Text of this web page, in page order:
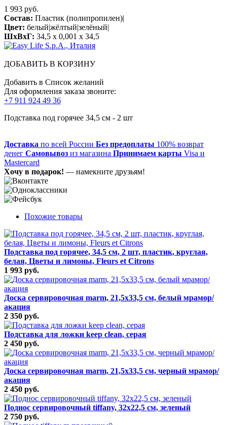
1 993 руб.
Состав: Пластик (полипропилен)|
Цвет: белый|жёлтый|зелёный|
ШхВхГ: 34,5 x 0,001 x 34,5
ДОБАВИТЬ В КОРЗИНУ
Добавить в Список желаний
Для оформления заказа звоните:
+7 911 924 49 36
Подставка под горячее 34,5 см - 2 шт
Доставка по всей России Без предоплаты 100% возврат
денег Самовывоз из магазина Принимаем карты Visa и
Mastercard
Хочу в подарок! — намекните друзьям!
Похожие товары
Подставка под горячее, 34,5 см, 2 шт, пластик, круглая,
белая, Цветы и лимоны, Fleurs et Citrons
1 993 руб.
Доска сервировочная marm, 21,5х33,5 см, белый мрамор/
акация
2 350 руб.
Подставка для ложки keep clean, серая
2 450 руб.
Доска сервировочная marm, 21,5х33,5 см, черный мрамор/
акация
2 450 руб.
Поднос сервировочный tiffany, 32х22,5 см, зеленый
2 750 руб.